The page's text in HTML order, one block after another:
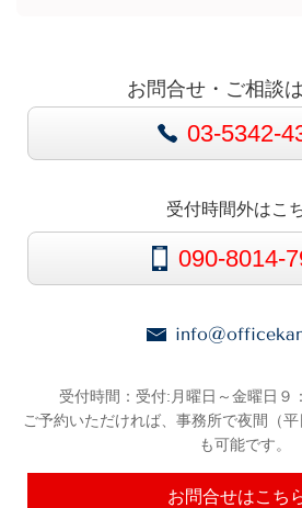
お問合せ・ご相談
03-5342-
受付時間外はこ
090-8014-
受付時間：受付:月曜日～金曜日９
ご予約いただければ、事務所で夜間（
も可能です。
お問合せはこち